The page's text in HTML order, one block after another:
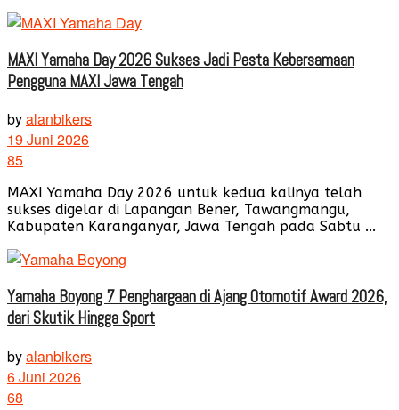
MAXI Yamaha Day 2026 Sukses Jadi Pesta Kebersamaan
Pengguna MAXI Jawa Tengah
byalanbikers
19 Juni 2026
85
MAXI Yamaha Day 2026 untuk kedua kalinya telah
sukses digelar di Lapangan Bener, Tawangmangu,
Kabupaten Karanganyar, Jawa Tengah pada Sabtu ...
Yamaha Boyong 7 Penghargaan di Ajang Otomotif Award 2026,
dari Skutik Hingga Sport
byalanbikers
6 Juni 2026
68